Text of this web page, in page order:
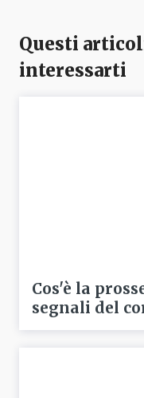
Questi
interessarti
Cos'è la
segnali del